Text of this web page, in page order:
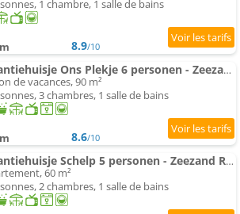
1 chambre, 1 salle de bains
8.9/10
Vakantiehuisje Ons Plekje 6 personen - Zeezand Recreatie
de vacances, 90 m²
3 chambres, 1 salle de bains
8.6/10
Vakantiehuisje Schelp 5 personen - Zeezand Recreatie
60 m²
2 chambres, 1 salle de bains